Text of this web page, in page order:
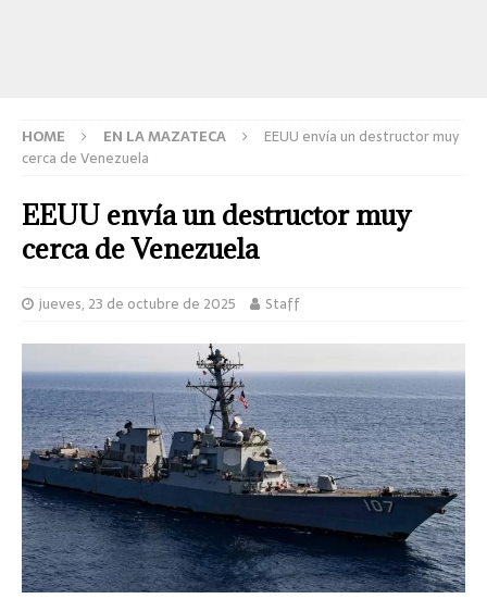
HOME EN LA MAZATECA
EEUU envía un destructor muy
cerca de Venezuela
EEUU envía un destructor muy
cerca de Venezuela
jueves, 23 de octubre de 2025 Staff